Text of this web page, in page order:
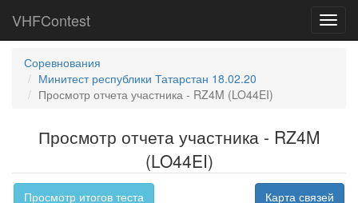
VHFContest
Соревнования
Минитест республики Татарстан 18.02.20
Просмотр отчета участника - RZ4M (LO44EI)
Просмотр отчета участника - RZ4M
(LO44EI)
Просмотр итогов теста Карта связей